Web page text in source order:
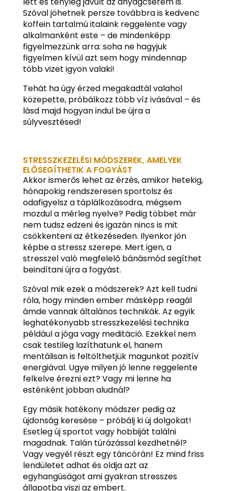
Szóval jöhetnek persze továbbra is kedvenc
koffein tartalmú italaink reggelente vagy
alkalmanként este – de mindenképp
figyelmezzünk arra: soha ne hagyjuk
figyelmen kívül azt sem hogy mindennap
több vizet igyon valaki!
Tehát ha úgy érzed megakadtál valahol
közepette, próbálkozz több víz ivásával – és
lásd majd hogyan indul be újra a
súlyvesztésed!
STRESSZKEZELÉSI MÓDSZEREK, AMELYEK
ELŐSEGÍTHETIK A FOGYÁST
Akkor ismerős lehet az érzés, amikor hetekig,
hónapokig rendszeresen sportolsz és
odafigyelsz a táplálkozásodra, mégsem
mozdul a mérleg nyelve? Pedig többet már
nem tudsz edzeni és igazán nincs is mit
csökkenteni az étkezéseden. Ilyenkor jön
képbe a stressz szerepe. Mert igen, a
stresszel való megfelelő bánásmód segíthet
beindítani újra a fogyást.
Szóval mik ezek a módszerek? Azt kell tudni
róla, hogy minden ember másképp reagál
ámde vannak általános technikák. Az egyik
leghatékonyabb stresszkezelési technika
például a jóga vagy meditáció. Ezekkel nem
csak testileg lazíthatunk el, hanem
mentálisan is feltölthetjük magunkat pozitív
energiával. Ugye milyen jó lenne reggelente
felkelve érezni ezt? Vagy mi lenne ha
esténként jobban aludnál?
Egy másik hatékony módszer pedig az
újdonság keresése – próbálj ki új dolgokat!
Esetleg új sportot vagy hobbiját találni
magadnak. Talán túrázással kezdhetnél?
Vagy vegyél részt egy táncórán! Ez mind friss
lendületet adhat és oldja azt az
egyhangúságot ami gyakran stresszes
állapotba viszi az embert.